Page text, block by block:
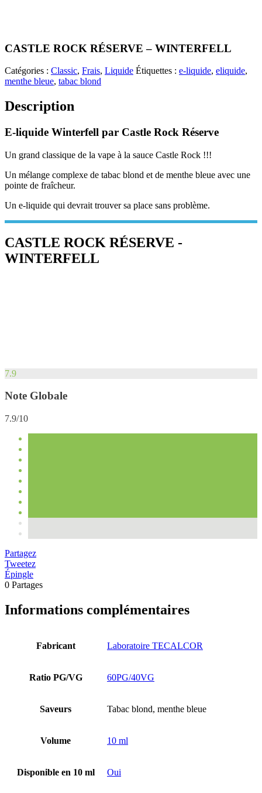
CASTLE ROCK RÉSERVE – WINTERFELL
Catégories : Classic, Frais, Liquide Étiquettes : e-liquide, eliquide,
menthe bleue, tabac blond
Description
E-liquide Winterfell par Castle Rock Réserve
Un grand classique de la vape à la sauce Castle Rock !!!
Un mélange complexe de tabac blond et de menthe bleue avec une
pointe de fraîcheur.
Un e-liquide qui devrait trouver sa place sans problème.
CASTLE ROCK RÉSERVE -
WINTERFELL
7.9
Note Globale
7.9/10
Partagez
Tweetez
Épingle
0 Partages
Informations complémentaires
Fabricant Laboratoire TECALCOR
Ratio PG/VG 60PG/40VG
Saveurs Tabac blond, menthe bleue
Volume 10 ml
Disponible en 10 ml Oui